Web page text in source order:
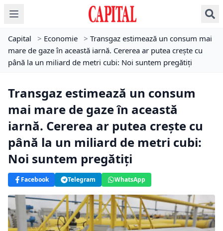
Capital > Economie > Transgaz estimează un consum mai
mare de gaze în această iarnă. Cererea ar putea crește cu
până la un miliard de metri cubi: Noi suntem pregătiți
Transgaz estimează un consum
mai mare de gaze în această
iarnă. Cererea ar putea crește cu
până la un miliard de metri cubi:
Noi suntem pregătiți
Facebook Telegram WhatsApp